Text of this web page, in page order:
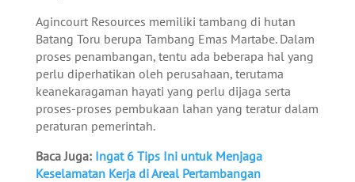
Agincourt Resources memiliki tambang di hutan
Batang Toru berupa Tambang Emas Martabe. Dalam
proses penambangan, tentu ada beberapa hal yang
perlu diperhatikan oleh perusahaan, terutama
keanekaragaman hayati yang perlu dijaga serta
proses-proses pembukaan lahan yang teratur dalam
peraturan pemerintah.
Baca Juga: Ingat 6 Tips Ini untuk Menjaga
Keselamatan Kerja di Areal Pertambangan